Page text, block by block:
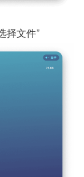
择文件”